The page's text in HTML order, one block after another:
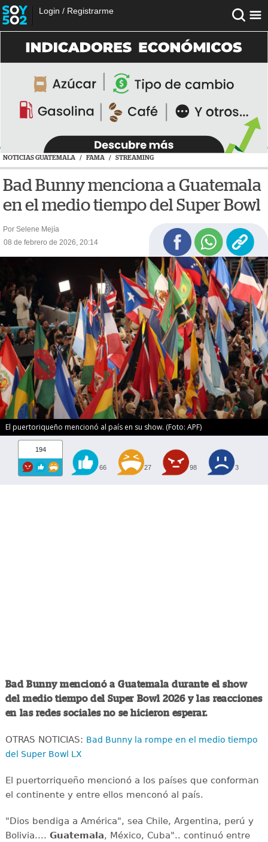
Login / Registrarme
NOTICIAS GUATEMALA / FAMA / STREAMING
Bad Bunny menciona a Guatemala
en el medio tiempo del Super Bowl
Por Selene Mejía
08 de febrero de 2026, 20:14
El puertoriqueño mencionó al país en su show. (Foto: APF)
194
66 27 98 3
Bad Bunny mencionó a Guatemala durante el show
del medio tiempo del Super Bowl 2026 y las reacciones
en las redes sociales no se hicieron esperar.
OTRAS NOTICIAS: Bad Bunny la rompe en el medio tiempo
del Super Bowl LX
El puertorriqueño mencionó a los países que conforman
el continente y entre ellos menconó al país.
"Dios bendiga a América", sea Chile, Argentina, perú y
Bolivia.... Guatemala, México, Cuba".. continuó entre